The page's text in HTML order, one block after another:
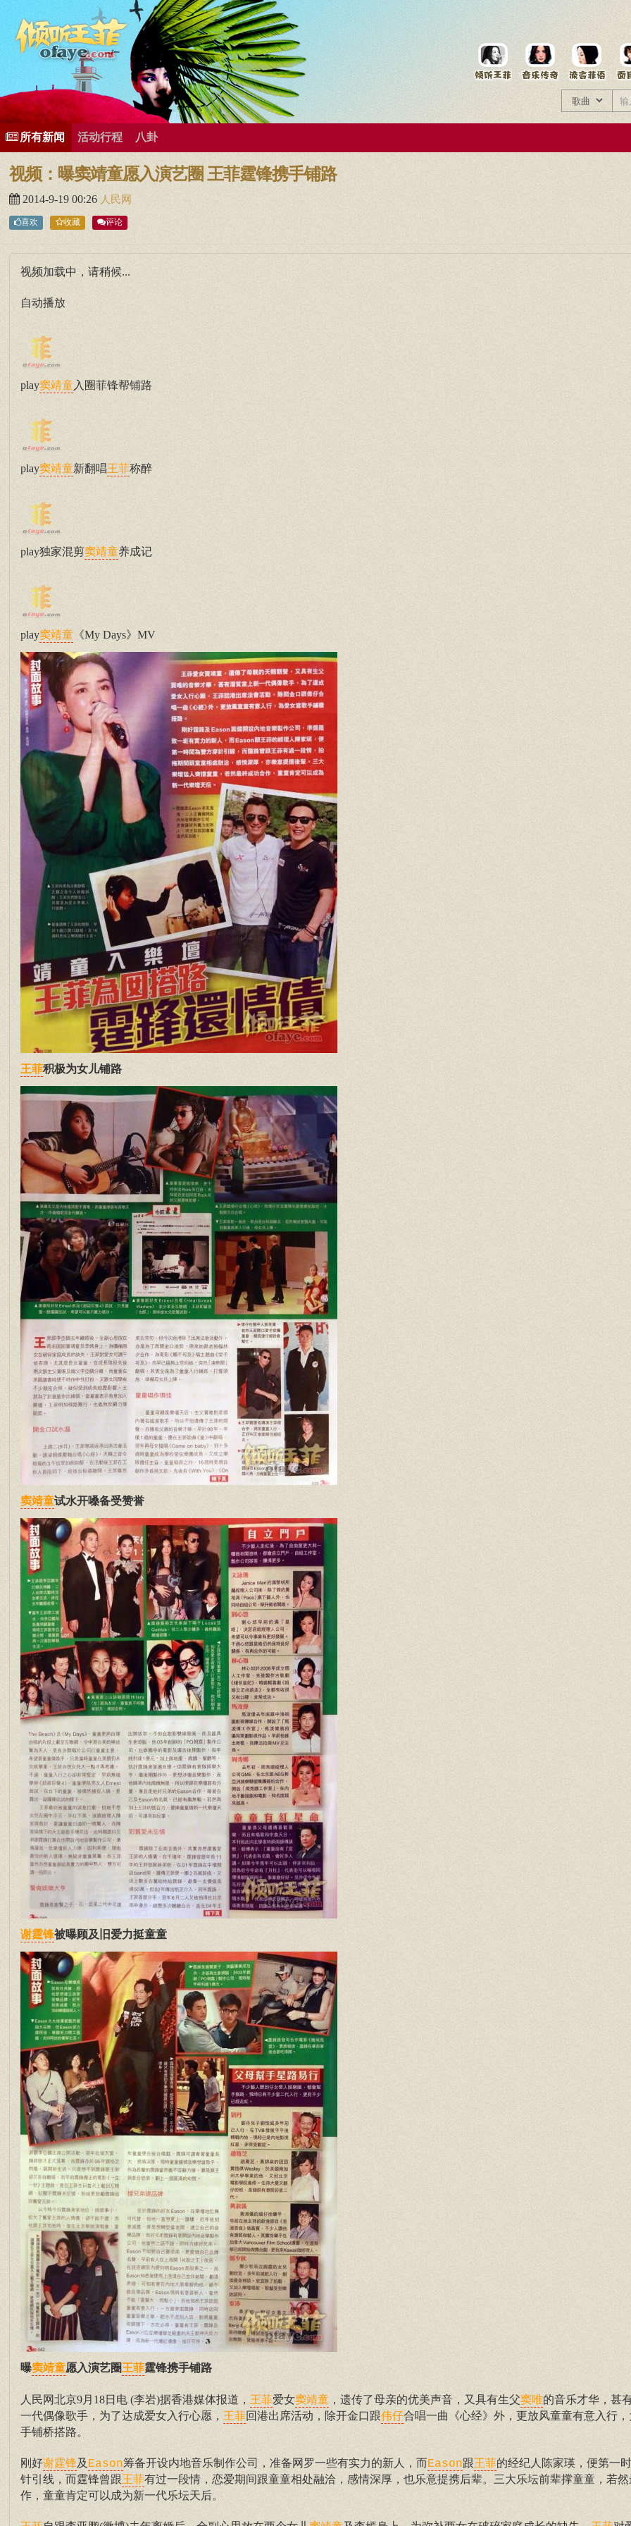
有歌曲专辑
王菲新闻王菲的精美图片王菲精彩视频王菲论坛给王菲留言用户中心王菲资料档案
所有新闻 活动行程 八卦
视频：曝窦靖童愿入演艺圈 王菲霆锋携手铺路
2014-9-19 00:26 人民网
喜欢 收藏 评论
视频加载中，请稍候...
自动播放
play窦靖童入圈菲锋帮铺路
play窦靖童新翻唱王菲称醉
play独家混剪窦靖童养成记
play窦靖童 《My Days》MV
王菲积极为女儿铺路
窦靖童试水开嗓备受赞誉
谢霆锋被曝顾及旧爱力挺童童
曝窦靖童愿入演艺圈王菲霆锋携手铺路
人民网北京9月18日电 (李岩)据香港媒体报道， 王菲爱女窦靖童 ，遗传了母亲的优美声音，又具有生父窦唯的音乐才华，甚
一代偶像歌手，为了达成爱女入行心愿， 王菲回港出席活动，除开金口跟伟仔合唱一曲《心经》外，更放风童童有意入行
手铺桥搭路。
刚好谢霆锋及 Eason筹备开设内地音乐制作公司，准备网罗一些有实力的新人，而Eason跟王菲的经纪人陈家瑛，便第一
针引线，而霆锋曾跟王菲有过一段情，恋爱期间跟童童相处融洽，感情深厚，也乐意提携后辈。三大乐坛前辈撑童童，若
作，童童肯定可以成为新一代乐坛天后。